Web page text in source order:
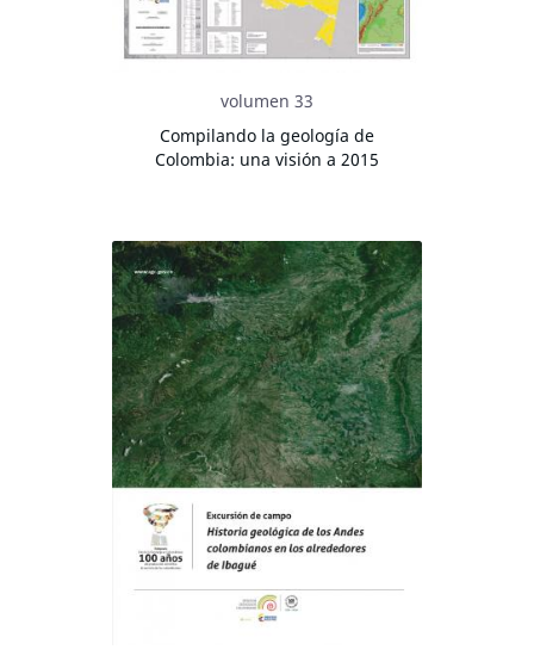
volumen 33
Compilando la geología de
Colombia: una visión a 2015